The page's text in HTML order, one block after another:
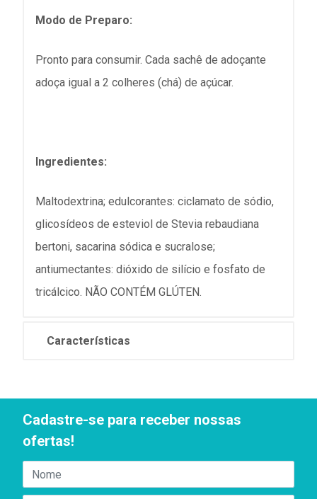
Modo de Preparo:
Pronto para consumir. Cada sachê de adoçante
adoça igual a 2 colheres (chá) de açúcar.
Ingredientes:
Maltodextrina; edulcorantes: ciclamato de sódio,
glicosídeos de esteviol de Stevia rebaudiana
bertoni, sacarina sódica e sucralose;
antiumectantes: dióxido de silício e fosfato de
tricálcico. NÃO CONTÉM GLÚTEN.
Características
Cadastre-se para receber nossas
ofertas!